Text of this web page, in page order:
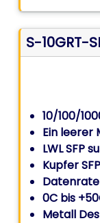
S-10GRT-
10/100/
Ein leerer
LWL SFP
Kupfer
0C bis
Metall